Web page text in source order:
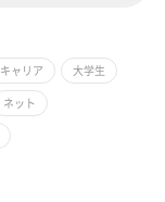
キャリア 大学生
ネット